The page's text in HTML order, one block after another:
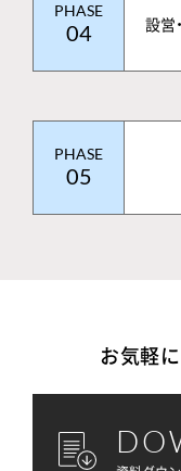
PHASE
04 設営
PHASE
05
お気軽